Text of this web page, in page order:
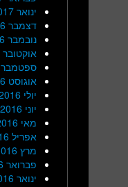
ינואר 2017
דצמבר 2016
נובמבר 2016
אוקטובר 2016
ספטמבר 2016
אוגוסט 2016
יולי 2016
יוני 2016
מאי 2016
אפריל 2016
מרץ 2016
פברואר 2016
ינואר 2016